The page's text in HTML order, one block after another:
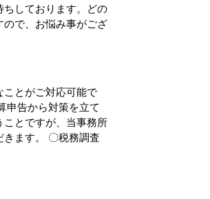
ちしております。どの
ので、お悩み事がござ
とがご対応可能で
申告から対策を立て
ことですが、当事務所
ます。 〇税務調査